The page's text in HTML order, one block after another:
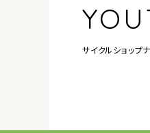
サイクルショップ